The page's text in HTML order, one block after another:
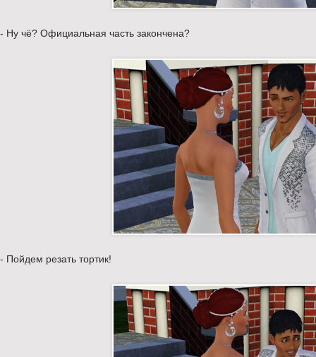
- Ну чё? Официальная часть закончена?
- Пойдем резать тортик!